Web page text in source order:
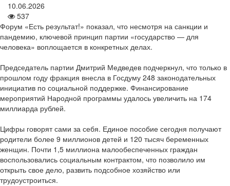
10.06.2026
537
Форум «Есть результат!» показал, что несмотря на санкции и
пандемию, ключевой принцип партии «государство — для
человека» воплощается в конкретных делах.
Председатель партии Дмитрий Медведев подчеркнул, что только в
прошлом году фракция внесла в Госдуму 248 законодательных
инициатив по социальной поддержке. Финансирование
мероприятий Народной программы удалось увеличить на 174
миллиарда рублей.
Цифры говорят сами за себя. Единое пособие сегодня получают
родители более 9 миллионов детей и 120 тысяч беременных
женщин. Почти 1,5 миллиона малообеспеченных граждан
воспользовались социальным контрактом, что позволило им
открыть свое дело, развить подсобное хозяйство или
трудоустроиться.